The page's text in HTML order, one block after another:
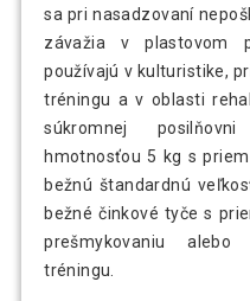
sa pri nasadzovaní
závažia v plastovom
používajú v kulturistike,
tréningu a v oblasti
súkromnej
hmotnosťou 5 kg s
bežnú štandardnú
bežné činkové tyče s
prešmykovaniu
tréningu.